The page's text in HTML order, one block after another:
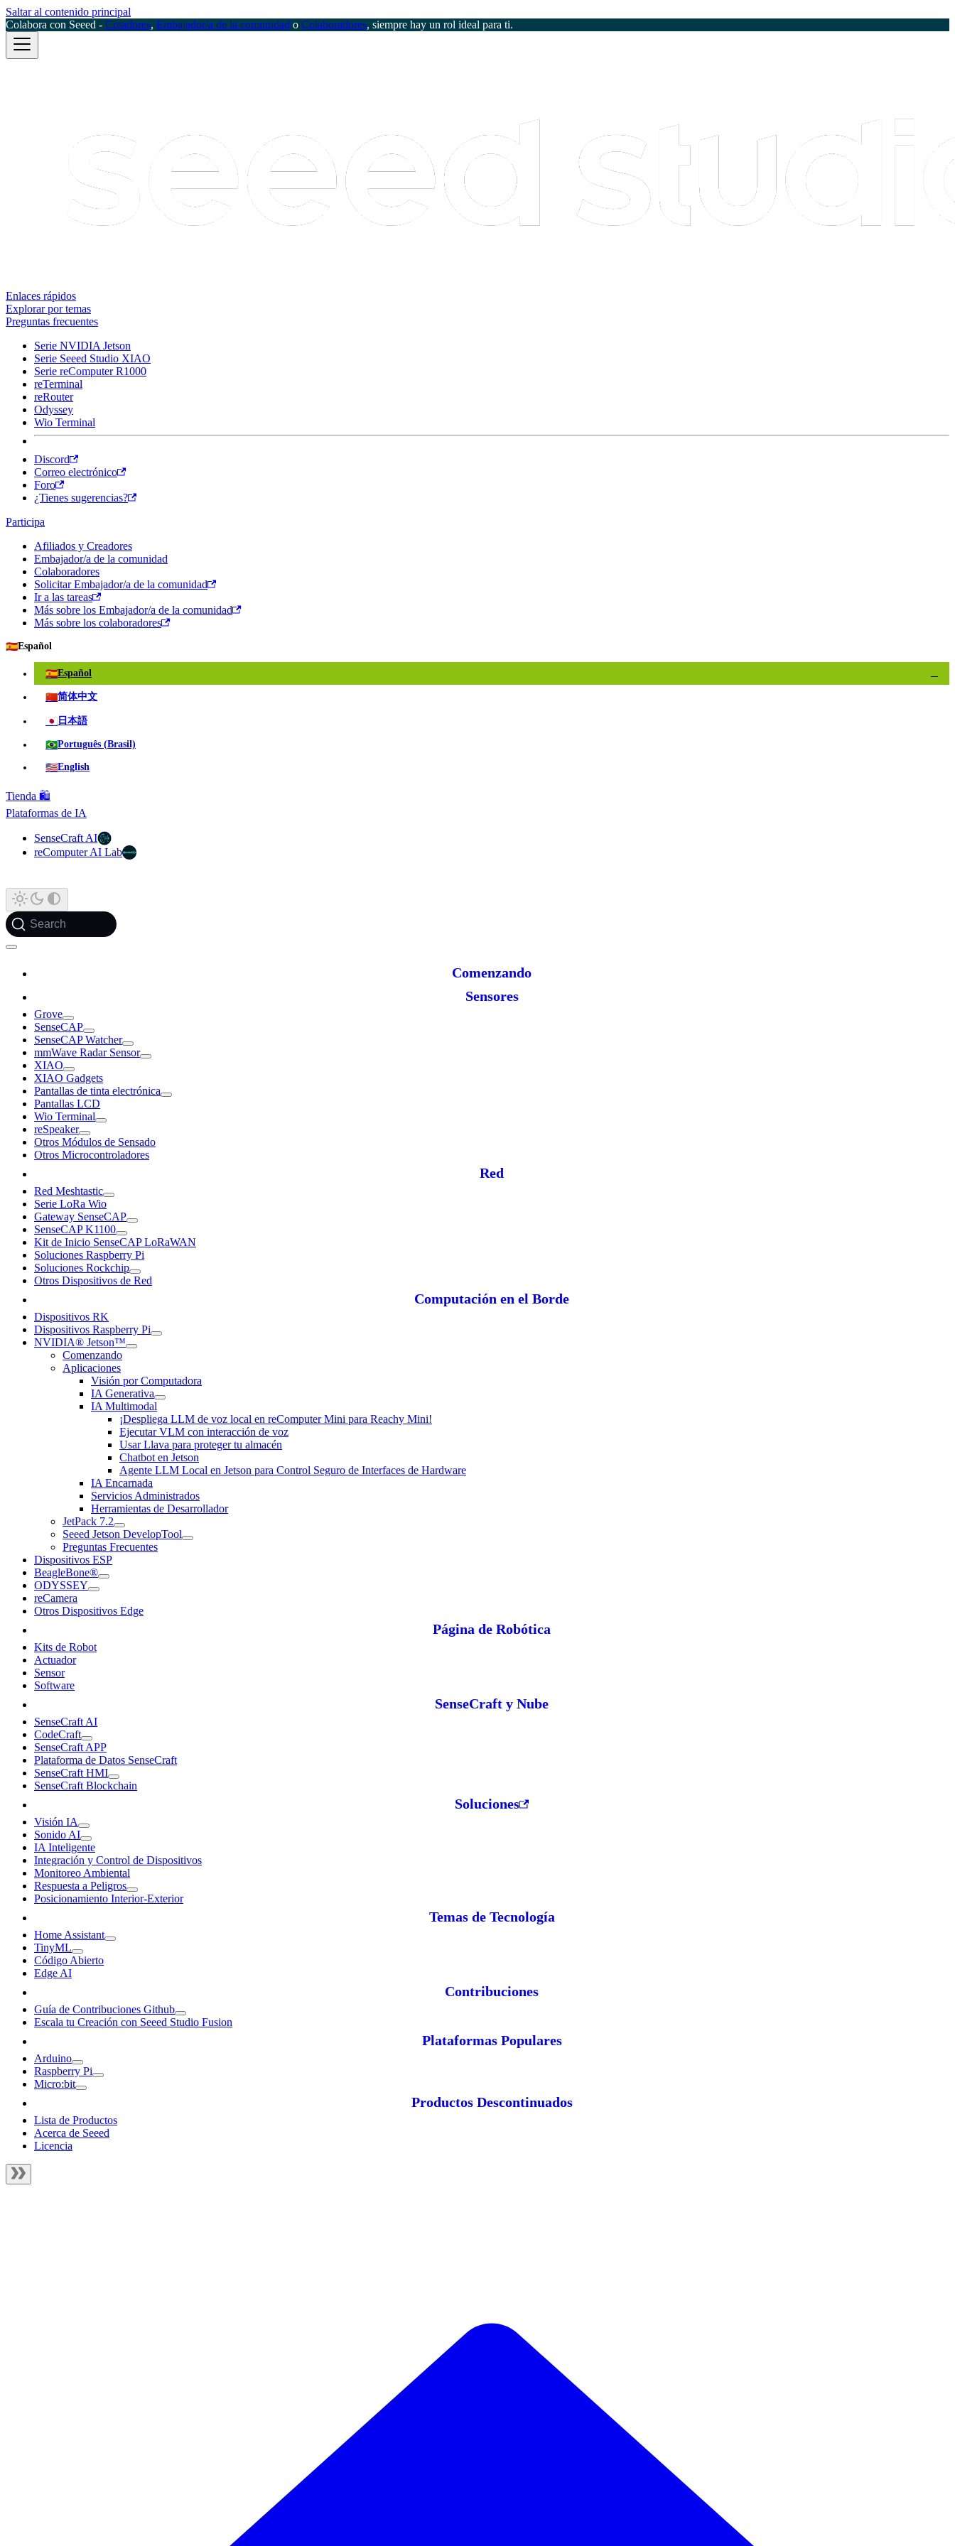
Saltar al contenido principal
Colabora con Seeed - Creadores, Embajador/a de la comunidad o Colaboradores, siempre hay un rol ideal para ti.
Enlaces rápidos
Explorar por temas
Preguntas frecuentes
Serie NVIDIA Jetson
Serie Seeed Studio XIAO
Serie reComputer R1000
reTerminal
reRouter
Odyssey
Wio Terminal
Discord
Correo electrónico
Foro
¿Tienes sugerencias?
Participa
Afiliados y Creadores
Embajador/a de la comunidad
Colaboradores
Solicitar Embajador/a de la comunidad
Ir a las tareas
Más sobre los Embajador/a de la comunidad
Más sobre los colaboradores
🇪🇸Español
🇪🇸Español
🇨🇳简体中文
🇯🇵 日本語
🇧🇷Português (Brasil)
🇺🇸English
Tienda 🛍️
Plataformas de IA
SenseCraft AI
reComputer AI Lab
Search
Comenzando
Sensores
Grove
SenseCAP
SenseCAP Watcher
mmWave Radar Sensor
XIAO
XIAO Gadgets
Pantallas de tinta electrónica
Pantallas LCD
Wio Terminal
reSpeaker
Otros Módulos de Sensado
Otros Microcontroladores
Red
Red Meshtastic
Serie LoRa Wio
Gateway SenseCAP
SenseCAP K1100
Kit de Inicio SenseCAP LoRaWAN
Soluciones Raspberry Pi
Soluciones Rockchip
Otros Dispositivos de Red
Computación en el Borde
Dispositivos RK
Dispositivos Raspberry Pi
NVIDIA® Jetson™
Comenzando
Aplicaciones
Visión por Computadora
IA Generativa
IA Multimodal
¡Despliega LLM de voz local en reComputer Mini para Reachy Mini!
Ejecutar VLM con interacción de voz
Usar Llava para proteger tu almacén
Chatbot en Jetson
Agente LLM Local en Jetson para Control Seguro de Interfaces de Hardware
IA Encarnada
Servicios Administrados
Herramientas de Desarrollador
JetPack 7.2
Seeed Jetson DevelopTool
Preguntas Frecuentes
Dispositivos ESP
BeagleBone®
ODYSSEY
reCamera
Otros Dispositivos Edge
Página de Robótica
Kits de Robot
Actuador
Sensor
Software
SenseCraft y Nube
SenseCraft AI
CodeCraft
SenseCraft APP
Plataforma de Datos SenseCraft
SenseCraft HMI
SenseCraft Blockchain
Soluciones
Visión IA
Sonido AI
IA Inteligente
Integración y Control de Dispositivos
Monitoreo Ambiental
Respuesta a Peligros
Posicionamiento Interior-Exterior
Temas de Tecnología
Home Assistant
TinyML
Código Abierto
Edge AI
Contribuciones
Guía de Contribuciones Github
Escala tu Creación con Seeed Studio Fusion
Plataformas Populares
Arduino
Raspberry Pi
Micro:bit
Productos Descontinuados
Lista de Productos
Acerca de Seeed
Licencia